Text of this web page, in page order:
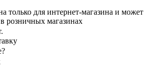
только для интернет-магазина и может
розничных магазинах